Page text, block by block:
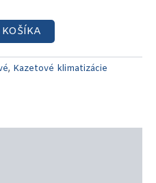
, Kazetové klimatizácie